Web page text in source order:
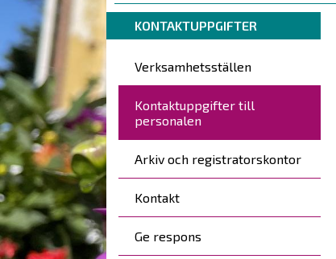
are
here:
Breadcrumbs
are
here:
KONTAKTUPPGIFTER
Päävalikko
Verksamhetsställen
Kontaktuppgifter till
personalen
Arkiv och registratorskontor
Kontakt
Ge respons